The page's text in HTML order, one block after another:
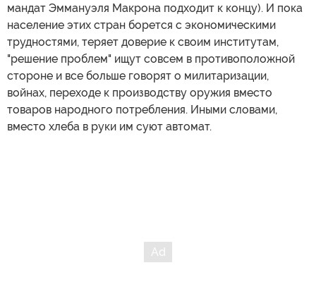
мандат Эммануэля Макрона подходит к концу). И пока
население этих стран борется с экономическими
трудностями, теряет доверие к своим институтам,
"решение проблем" ищут совсем в противоположной
стороне и все больше говорят о милитаризации,
войнах, переходе к производству оружия вместо
товаров народного потребления. Иными словами,
вместо хлеба в руки им суют автомат.